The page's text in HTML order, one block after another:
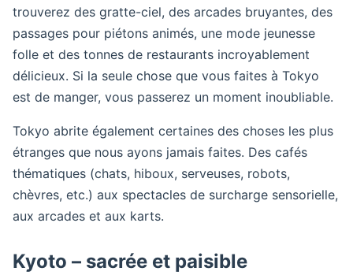
trouverez des gratte-ciel, des arcades bruyantes, des
passages pour piétons animés, une mode jeunesse
folle et des tonnes de restaurants incroyablement
délicieux. Si la seule chose que vous faites à Tokyo
est de manger, vous passerez un moment inoubliable.
Tokyo abrite également certaines des choses les plus
étranges que nous ayons jamais faites. Des cafés
thématiques (chats, hiboux, serveuses, robots,
chèvres, etc.) aux spectacles de surcharge sensorielle,
aux arcades et aux karts.
Kyoto – sacrée et paisible